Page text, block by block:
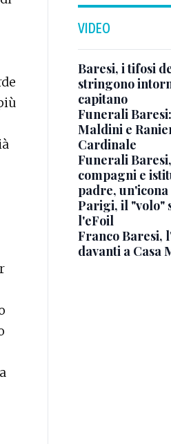
VIDEO
Baresi, i tifosi
stringono
capitano
Funerali
Maldini e
Cardinale
Funerali
compagni e
padre,
Parigi, il "volo"
l'eFoil
Franco Baresi,
davanti a Casa